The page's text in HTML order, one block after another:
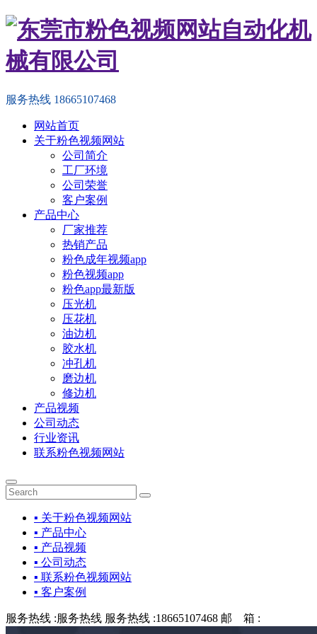
服务热线 18665107468
网站首页
关于粉色视频网站
公司简介
工厂环境
公司荣誉
客户案例
产品中心
厂家推荐
热销产品
粉色成年视频app
粉色视频app
粉色app最新版
压光机
压花机
油边机
胶水机
冲孔机
磨边机
修边机
产品视频
公司动态
行业资讯
联系粉色视频网站
▪ 关于粉色视频网站
▪ 产品中心
▪ 产品视频
▪ 公司动态
▪ 联系粉色视频网站
▪ 客户案例
服务热线 :服务热线 服务热线 :18665107468 邮 箱 :